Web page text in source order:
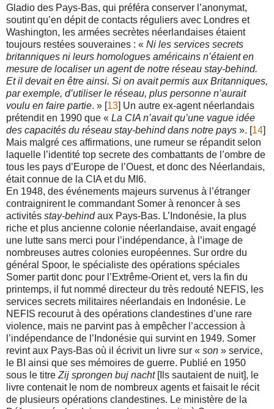
Gladio des Pays-Bas, qui préféra conserver l’anonymat,
soutint qu’en dépit de contacts réguliers avec Londres et
Washington, les armées secrètes néerlandaises étaient
toujours restées souveraines : « Ni les services secrets
britanniques ni leurs homologues américains n’étaient en
mesure de localiser un agent de notre réseau stay-behind.
Et il devait en être ainsi. Si on avait permis aux Britanniques,
par exemple, d’utiliser le réseau, plus personne n’aurait
voulu en faire partie. » [13] Un autre ex-agent néerlandais
prétendit en 1990 que « La CIA n’avait qu’une vague idée
des capacités du réseau stay-behind dans notre pays ». [14]
Mais malgré ces affirmations, une rumeur se répandit selon
laquelle l’identité top secrete des combattants de l’ombre de
tous les pays d’Europe de l’Ouest, et donc des Néerlandais,
était connue de la CIA et du MI6.
En 1948, des événements majeurs survenus à l’étranger
contraignirent le commandant Somer à renoncer à ses
activités stay-behindaux Pays-Bas. L’Indonésie, la plus
riche et plus ancienne colonie néerlandaise, avait engagé
une lutte sans merci pour l’indépendance, à l’image de
nombreuses autres colonies européennes. Sur ordre du
général Spoor, le spécialiste des opérations spéciales
Somer partit donc pour l’Extrême-Orient et, vers la fin du
printemps, il fut nommé directeur du très redouté NEFIS, les
services secrets militaires néerlandais en Indonésie. Le
NEFIS recourut à des opérations clandestines d’une rare
violence, mais ne parvint pas à empêcher l’accession à
l’indépendance de l’Indonésie qui survint en 1949. Somer
revint aux Pays-Bas où il écrivit un livre sur « son » service,
le BI ainsi que ses mémoires de guerre. Publié en 1950
sous le titre Zij sprongen buj nacht[Ils sautaient de nuit], le
livre contenait le nom de nombreux agents et faisait le récit
de plusieurs opérations clandestines. Le ministère de la